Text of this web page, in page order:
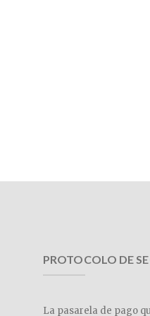
PROTOCOLO DE
La pasarela de pago